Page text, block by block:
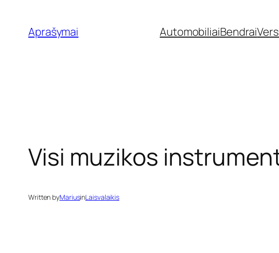
turinio
Aprašymai AutomobiliaiBendrai
Visi muzikos
Written byMariusinLaisvalaikis